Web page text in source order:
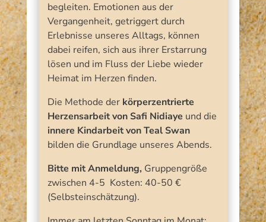
begleiten. Emotionen aus der
Vergangenheit, getriggert durch
Erlebnisse unseres Alltags, können
dabei reifen, sich aus ihrer Erstarrung
lösen und im Fluss der Liebe wieder
Heimat im Herzen finden.
Die Methode derkörperzentrierte
Herzensarbeit von Safi Nidiaye und die
innere Kindarbeit von Teal Swan
bilden die Grundlage unseres Abends.
Bitte mit Anmeldung, Gruppengröße
zwischen 4-5 Kosten: 40-50 €
(Selbsteinschätzung).